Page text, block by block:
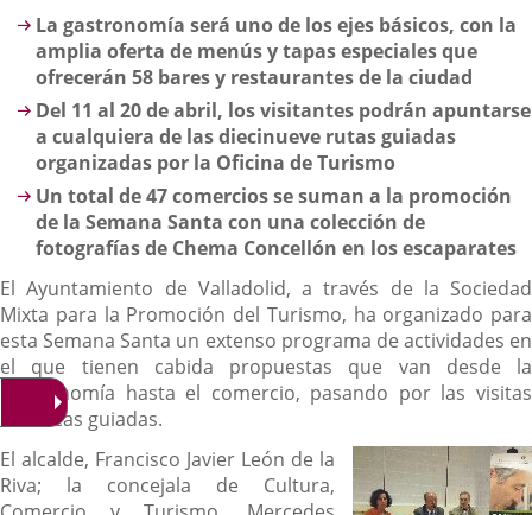
Descripción
La gastronomía será uno de los ejes básicos, con la
amplia oferta de menús y tapas especiales que
ofrecerán 58 bares y restaurantes de la ciudad
Del 11 al 20 de abril, los visitantes podrán apuntarse
a cualquiera de las diecinueve rutas guiadas
organizadas por la Oficina de Turismo
Un total de 47 comercios se suman a la promoción
de la Semana Santa con una colección de
fotografías de Chema Concellón en los escaparates
El Ayuntamiento de Valladolid, a través de la Sociedad
Mixta para la Promoción del Turismo, ha organizado para
esta Semana Santa un extenso programa de actividades en
el que tienen cabida propuestas que van desde la
gastronomía hasta el comercio, pasando por las visitas
turísticas guiadas.
El alcalde, Francisco Javier León de la
Riva; la concejala de Cultura,